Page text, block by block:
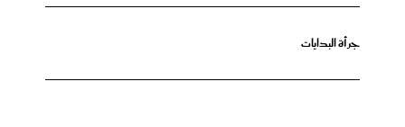
جرأة البدايات